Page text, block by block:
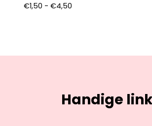
€1,50 - €4,50
Handige